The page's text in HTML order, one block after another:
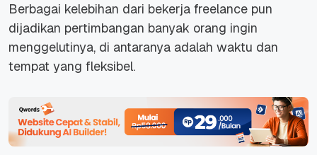
Berbagai kelebihan dari bekerja freelance pun
dijadikan pertimbangan banyak orang ingin
menggelutinya, di antaranya adalah waktu dan
tempat yang fleksibel.